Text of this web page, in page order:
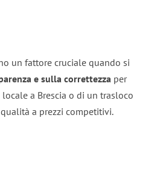
un fattore cruciale quando si
e sulla correttezza per
a Brescia o di un trasloco
a prezzi competitivi.